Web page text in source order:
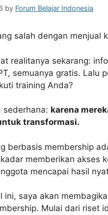
by Forum Belajar Indonesia
salah dengan menjual
realitanya sekarang:
semuanya gratis. Lalu
training Anda?
sederhana: karena
transformasi.
berbasis membership
memberikan akses
mencapai hasil
ini, saya akan
Mulai dari riset